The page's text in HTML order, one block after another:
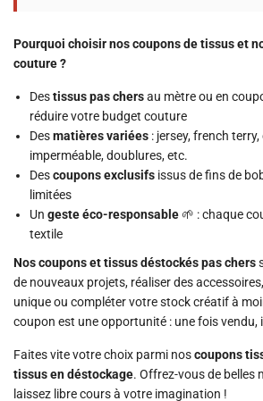
Pourquoi choisir nos coupons de tissus et
couture ?
Destissus pas chersau mètre ou en
réduire votre budget couture
Desmatières variées : jersey, french
imperméable, doublures, etc.
Descoupons exclusifs issus de fins de
limitées
Un geste éco-responsable🌱 : chaque
textile
Nos coupons et tissus déstockés pas chers
de nouveaux projets, réaliser des
unique ou compléter votre stock créatif à
coupon est une opportunité : une fois vendu,
Faites vite votre choix parmi noscoupons
tissus en déstockage. Offrez-vous de belles
laissez libre cours à votre imagination !